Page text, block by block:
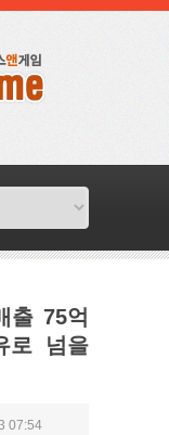
출 75억
로 넘을
07:54